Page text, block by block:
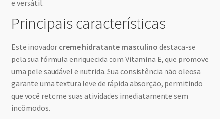
e versátil.
Principais características
Este inovador creme hidratante masculino destaca-se
pela sua fórmula enriquecida com Vitamina E, que promove
uma pele saudável e nutrida. Sua consistência não oleosa
garante uma textura leve de rápida absorção, permitindo
que você retome suas atividades imediatamente sem
incômodos.